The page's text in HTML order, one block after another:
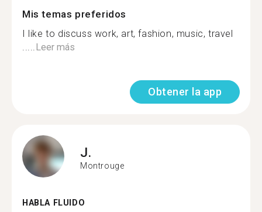
Mis temas preferidos
I like to discuss work, art, fashion, music, travel
.....Leer más
Obtener la app
J.
Montrouge
HABLA FLUIDO